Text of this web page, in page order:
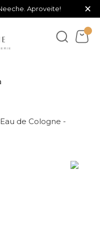
Aproveite! ×
de Cologne -